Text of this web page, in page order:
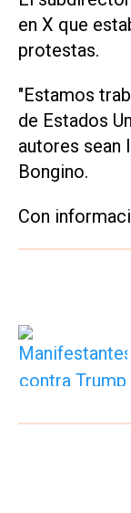
en X que
protestas.
"Estamos
de Estados
autores sean
Bongino.
Con